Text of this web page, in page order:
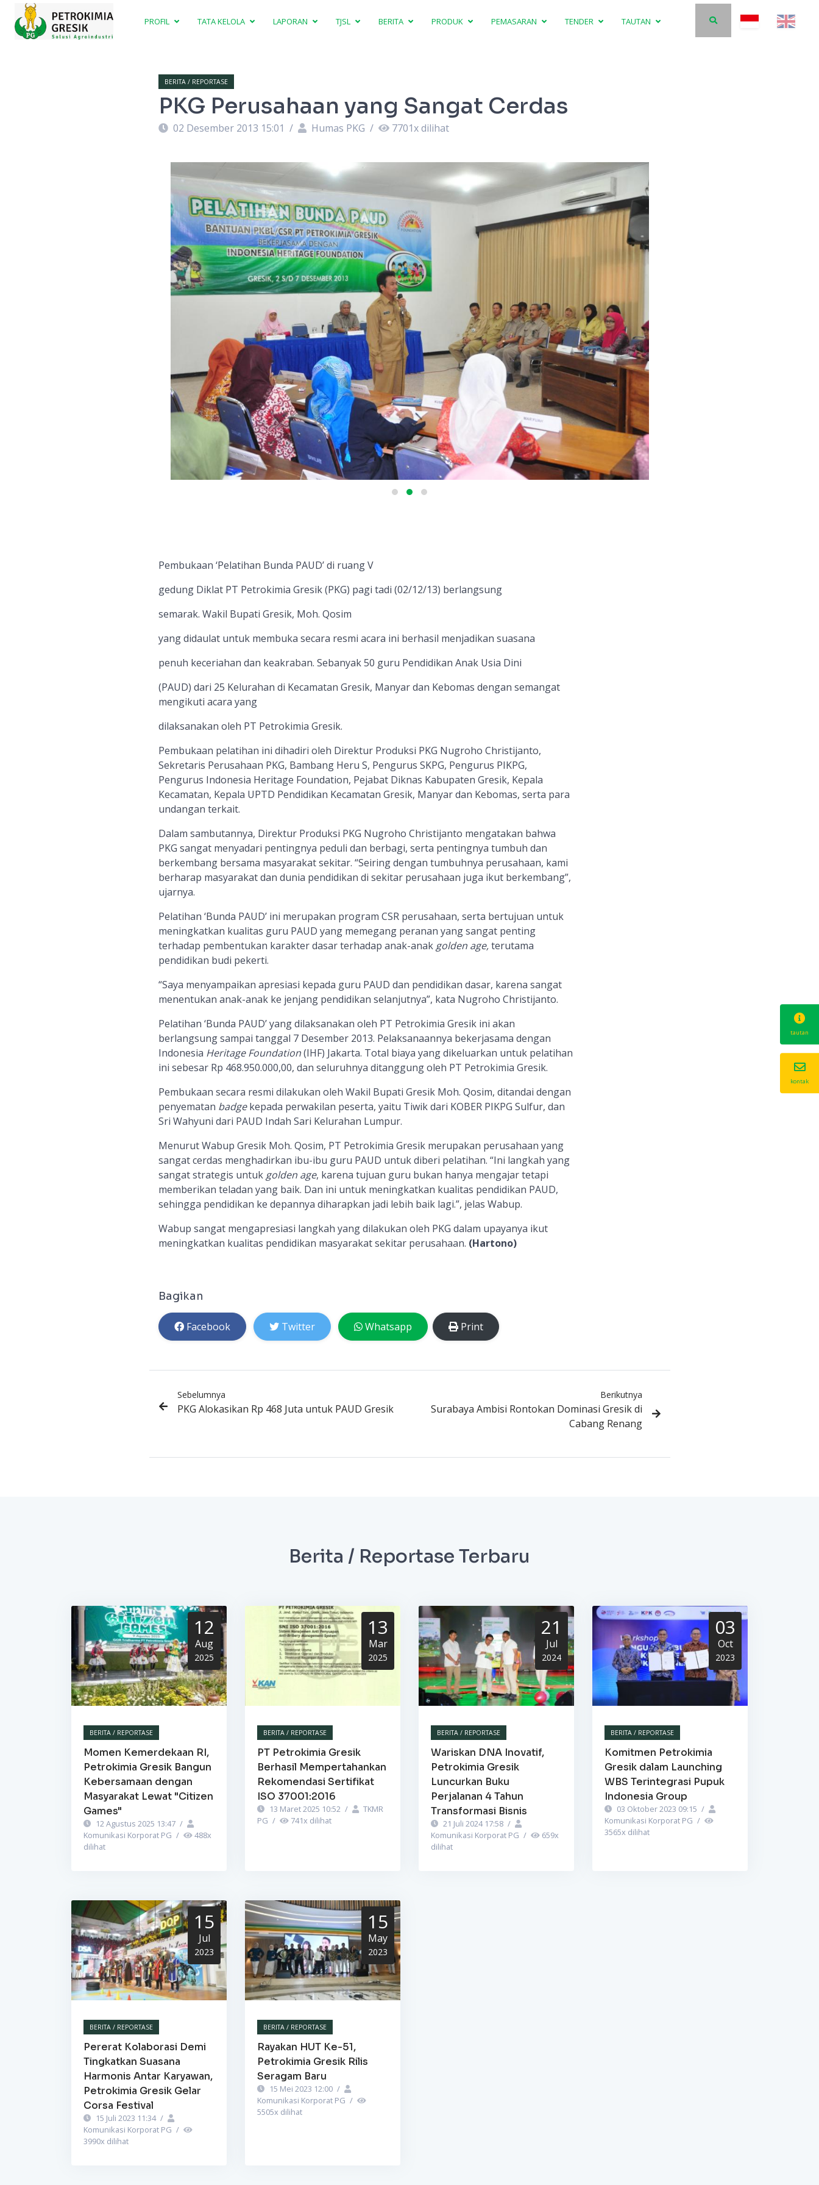
PROFIL TATA KELOLA LAPORAN TJSL BERITA PRODUK PEMASARAN TENDER TAUTAN
BERITA / REPORTASE
PKG Perusahaan yang Sangat Cerdas
02 Desember 2013 15:01 / Humas PKG / 7701x dilihat
Pembukaan ‘Pelatihan Bunda PAUD’ di ruang V
gedung Diklat PT Petrokimia Gresik (PKG) pagi tadi (02/12/13) berlangsung
semarak. Wakil Bupati Gresik, Moh. Qosim
yang didaulat untuk membuka secara resmi acara ini berhasil menjadikan suasana
penuh keceriahan dan keakraban. Sebanyak 50 guru Pendidikan Anak Usia Dini
(PAUD) dari 25 Kelurahan di Kecamatan Gresik, Manyar dan Kebomas dengan semangat
mengikuti acara yang
dilaksanakan oleh PT Petrokimia Gresik.
Pembukaan pelatihan ini dihadiri oleh Direktur Produksi PKG Nugroho Christijanto,
Sekretaris Perusahaan PKG, Bambang Heru S, Pengurus SKPG, Pengurus PIKPG,
Pengurus Indonesia Heritage Foundation, Pejabat Diknas Kabupaten Gresik, Kepala
Kecamatan, Kepala UPTD Pendidikan Kecamatan Gresik, Manyar dan Kebomas, serta para
undangan terkait.
Dalam sambutannya, Direktur Produksi PKG Nugroho Christijanto mengatakan bahwa
PKG sangat menyadari pentingnya peduli dan berbagi, serta pentingnya tumbuh dan
berkembang bersama masyarakat sekitar. “Seiring dengan tumbuhnya perusahaan, kami
berharap masyarakat dan dunia pendidikan di sekitar perusahaan juga ikut berkembang”,
ujarnya.
Pelatihan ‘Bunda PAUD’ ini merupakan program CSR perusahaan, serta bertujuan untuk
meningkatkan kualitas guru PAUD yang memegang peranan yang sangat penting
terhadap pembentukan karakter dasar terhadap anak-anak golden age,terutama
pendidikan budi pekerti.
“Saya menyampaikan apresiasi kepada guru PAUD dan pendidikan dasar, karena sangat
menentukan anak-anak ke jenjang pendidikan selanjutnya”, kata Nugroho Christijanto.
Pelatihan ‘Bunda PAUD’ yang dilaksanakan oleh PT Petrokimia Gresik ini akan
berlangsung sampai tanggal 7 Desember 2013. Pelaksanaannya bekerjasama dengan
Indonesia Heritage Foundation(IHF) Jakarta. Total biaya yang dikeluarkan untuk pelatihan
ini sebesar Rp 468.950.000,00, dan seluruhnya ditanggung oleh PT Petrokimia Gresik.
Pembukaan secara resmi dilakukan oleh Wakil Bupati Gresik Moh. Qosim, ditandai dengan
penyematan badgekepada perwakilan peserta, yaitu Tiwik dari KOBER PIKPG Sulfur, dan
Sri Wahyuni dari PAUD Indah Sari Kelurahan Lumpur.
Menurut Wabup Gresik Moh. Qosim, PT Petrokimia Gresik merupakan perusahaan yang
sangat cerdas menghadirkan ibu-ibu guru PAUD untuk diberi pelatihan. “Ini langkah yang
sangat strategis untuk golden age, karena tujuan guru bukan hanya mengajar tetapi
memberikan teladan yang baik. Dan ini untuk meningkatkan kualitas pendidikan PAUD,
sehingga pendidikan ke depannya diharapkan jadi lebih baik lagi.”, jelas Wabup.
Wabup sangat mengapresiasi langkah yang dilakukan oleh PKG dalam upayanya ikut
meningkatkan kualitas pendidikan masyarakat sekitar perusahaan. (Hartono)
Bagikan
Facebook Twitter Whatsapp Print
Sebelumnya
PKG Alokasikan Rp 468 Juta untuk PAUD Gresik
Berikutnya
Surabaya Ambisi Rontokan Dominasi Gresik di
Cabang Renang
Berita / Reportase Terbaru
12
Aug
2025
BERITA / REPORTASE
Momen Kemerdekaan RI,
Petrokimia Gresik Bangun
Kebersamaan dengan
Masyarakat Lewat "Citizen
Games"
12 Agustus 2025 13:47 /
Komunikasi Korporat PG / 488x
dilihat
13
Mar
2025
BERITA / REPORTASE
PT Petrokimia Gresik
Berhasil Mempertahankan
Rekomendasi Sertifikat
ISO 37001:2016
13 Maret 2025 10:52 /
TKMR
PG / 741x dilihat
21
Jul
2024
BERITA / REPORTASE
Wariskan DNA Inovatif,
Petrokimia Gresik
Luncurkan Buku
Perjalanan 4 Tahun
Transformasi Bisnis
21 Juli 2024 17:58 /
Komunikasi Korporat PG / 659x
dilihat
03
Oct
2023
BERITA / REPORTASE
Komitmen Petrokimia
Gresik dalam Launching
WBS Terintegrasi Pupuk
Indonesia Group
03 Oktober 2023 09:15 /
Komunikasi Korporat PG /
3565x dilihat
15
Jul
2023
BERITA / REPORTASE
Pererat Kolaborasi Demi
Tingkatkan Suasana
Harmonis Antar Karyawan,
Petrokimia Gresik Gelar
Corsa Festival
15 Juli 2023 11:34 /
Komunikasi Korporat PG /
3990x dilihat
15
May
2023
BERITA / REPORTASE
Rayakan HUT Ke-51,
Petrokimia Gresik Rilis
Seragam Baru
15 Mei 2023 12:00 /
Komunikasi Korporat PG /
5505x dilihat
tautan
kontak